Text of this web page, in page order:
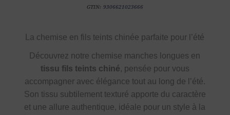
GTIN: 9306621023666
La chemise en fils teints chinée parfaite pour l’été
Découvrez notre chemise manches longues en
tissu fils teints chiné, pensée pour vous
accompagner avec élégance tout au long de l’été.
Son tissu subtilement texturé apporte du caractère
et une allure authentique, idéale pour un style à la